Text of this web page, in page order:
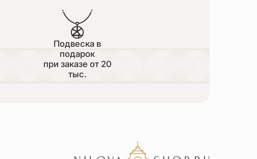
Подвеска в
подарок
при заказе от 20
тыс.